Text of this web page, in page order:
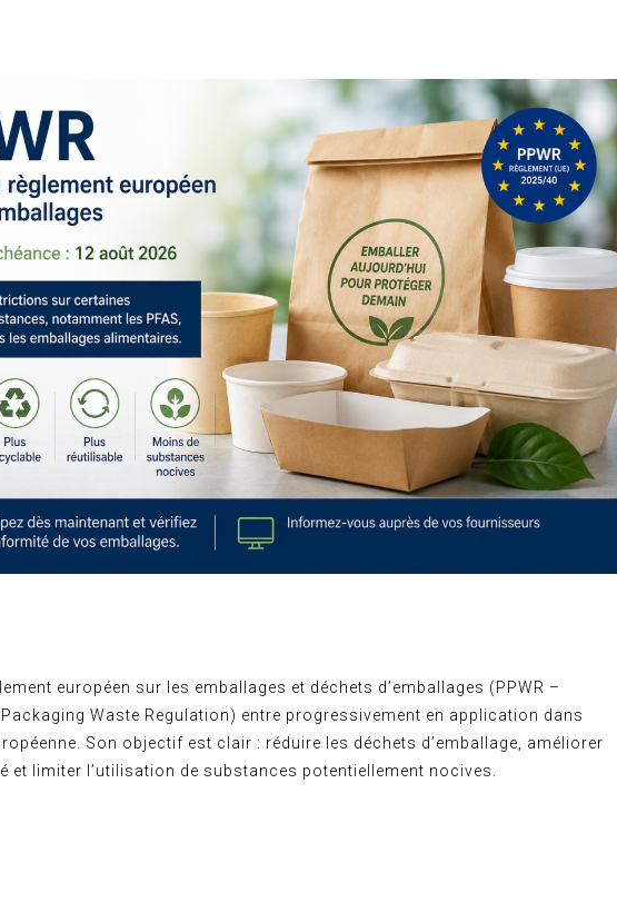
européen sur les emballages et déchets d’emballages (PPWR –
Waste Regulation) entre progressivement en application dans
Son objectif est clair : réduire les déchets d’emballage, améliorer
et limiter l’utilisation de substances potentiellement nocives.